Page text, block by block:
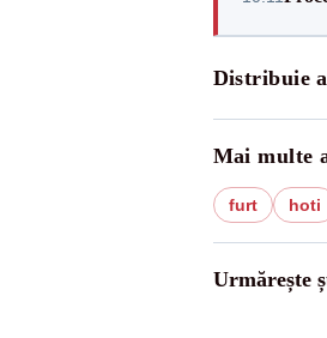
Distribuie
Mai multe
furt hoti
Urmărește